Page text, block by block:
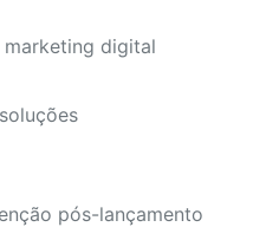
marketing digital
pós-lançamento